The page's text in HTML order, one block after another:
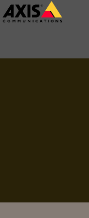
Passer
au